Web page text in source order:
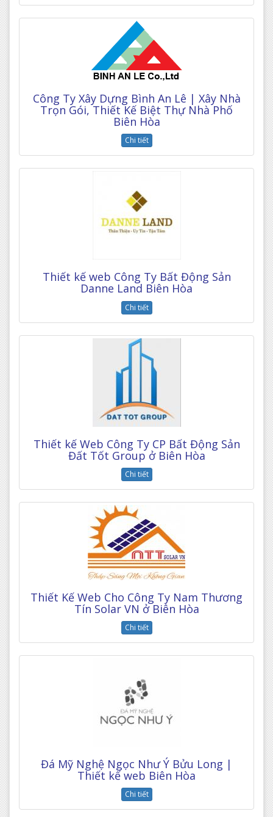
Công Ty Xây Dựng Bình An Lê | Xây Nhà
Trọn Gói, Thiết Kế Biệt Thự Nhà Phố
Biên Hòa
Chi tiết
Thiết kế web Công Ty Bất Động Sản
Danne Land Biên Hòa
Chi tiết
Thiết kế Web Công Ty CP Bất Động Sản
Đất Tốt Group ở Biên Hòa
Chi tiết
Thiết Kế Web Cho Công Ty Nam Thương
Tín Solar VN ở Biên Hòa
Chi tiết
Đá Mỹ Nghệ Ngọc Như Ý Bửu Long |
Thiết kế web Biên Hòa
Chi tiết